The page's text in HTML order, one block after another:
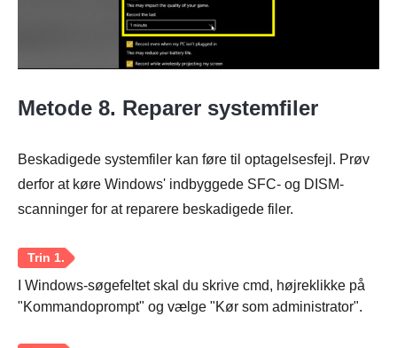
Trin 2.
Metode 8. Reparer systemfiler
Beskadigede systemfiler kan føre til optagelsesfejl. Prøv
derfor at køre Windows' indbyggede SFC- og DISM-
scanninger for at reparere beskadigede filer.
I Windows-søgefeltet skal du skrive cmd, højreklikke på
"Kommandoprompt" og vælge "Kør som administrator".